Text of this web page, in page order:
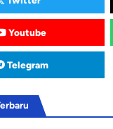
Youtube
Telegram